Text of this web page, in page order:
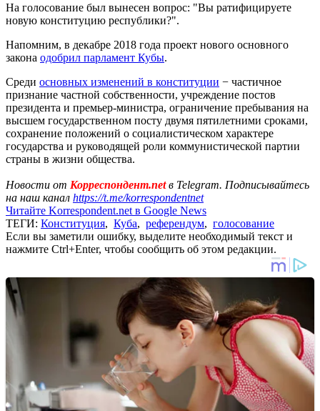
На голосование был вынесен вопрос: "Вы ратифицируете
новую конституцию республики?".
Напомним, в декабре 2018 года проект нового основного
закона одобрил парламент Кубы.
Среди основных изменений в конституции − частичное
признание частной собственности, учреждение постов
президента и премьер-министра, ограничение пребывания на
высшем государственном посту двумя пятилетними сроками,
сохранение положений о социалистическом характере
государства и руководящей роли коммунистической партии
страны в жизни общества.
Новости от Корреспондент.netв Telegram. Подписывайтесь
на наш канал https://t.me/korrespondentnet
Читайте Korrespondent.net в Google News
ТЕГИ: Конституция, Куба, референдум, голосование
Если вы заметили ошибку, выделите необходимый текст и
нажмите Ctrl+Enter, чтобы сообщить об этом редакции.